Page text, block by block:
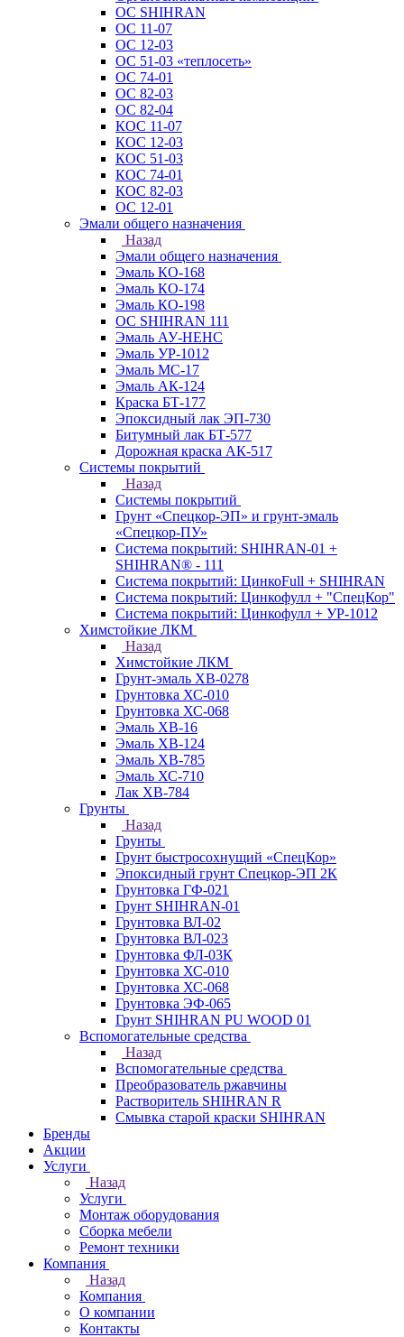
ОС SHIHRAN
ОС 11-07
ОС 12-03
ОС 51-03 «теплосеть»
ОС 74-01
ОС 82-03
ОС 82-04
КОС 11-07
КОС 12-03
КОС 51-03
КОС 74-01
КОС 82-03
ОС 12-01
Эмали общего назначения
Назад
Эмали общего назначения
Эмаль КО-168
Эмаль КО-174
Эмаль КО-198
ОС SHIHRAN 111
Эмаль АУ-НЕНС
Эмаль УР-1012
Эмаль МС-17
Эмаль АК-124
Краска БТ-177
Эпоксидный лак ЭП-730
Битумный лак БТ-577
Дорожная краска АК-517
Системы покрытий
Назад
Системы покрытий
Грунт «Спецкор-ЭП» и грунт-эмаль
«Спецкор-ПУ»
Система покрытий: SHIHRAN-01 +
SHIHRAN® - 111
Система покрытий: ЦинкоFull + SHIHRAN
Система покрытий: Цинкофулл + "СпецКор"
Система покрытий: Цинкофулл + УР-1012
Химстойкие ЛКМ
Назад
Химстойкие ЛКМ
Грунт-эмаль ХВ-0278
Грунтовка ХС-010
Грунтовка ХС-068
Эмаль ХВ-16
Эмаль ХВ-124
Эмаль ХВ-785
Эмаль ХС-710
Лак ХВ-784
Грунты
Назад
Грунты
Грунт быстросохнущий «СпецКор»
Эпоксидный грунт Спецкор-ЭП 2К
Грунтовка ГФ-021
Грунт SHIHRAN-01
Грунтовка ВЛ-02
Грунтовка ВЛ-023
Грунтовка ФЛ-03К
Грунтовка ХС-010
Грунтовка ХС-068
Грунтовка ЭФ-065
Грунт SHIHRAN PU WOOD 01
Вспомогательные средства
Назад
Вспомогательные средства
Преобразователь ржавчины
Растворитель SHIHRAN R
Смывка старой краски SHIHRAN
Бренды
Акции
Услуги
Назад
Услуги
Монтаж оборудования
Сборка мебели
Ремонт техники
Компания
Назад
Компания
О компании
Контакты